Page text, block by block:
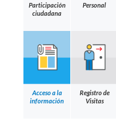
Participación
ciudadana
Personal
Acceso a la
información
Registro de
Visitas